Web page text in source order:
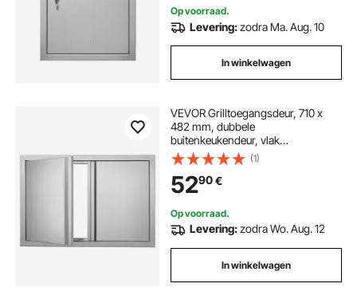
Op voorraad.
Levering:zodra Ma. Aug. 10
In winkelwagen
VEVOR Grilltoegangsdeur, 710 x
482 mm, dubbele
buitenkeukendeur, vlak
gemonteerde roestvrijstalen deur,
verticale wanddeur met intrekbare
handgrepen, voor grill-eiland,
grillstation, buitenkast
(1)
5290€
Op voorraad.
Levering:zodra Wo. Aug. 12
In winkelwagen